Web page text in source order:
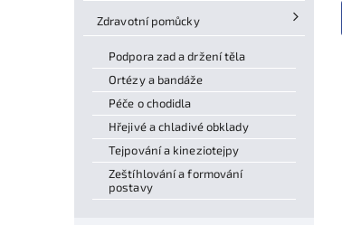
Zdravotní pomůcky
Podpora zad a držení těla
Ortézy a bandáže
Péče o chodidla
Hřejivé a chladivé obklady
Tejpování a kineziotejpy
Zeštíhlování a formování
postavy